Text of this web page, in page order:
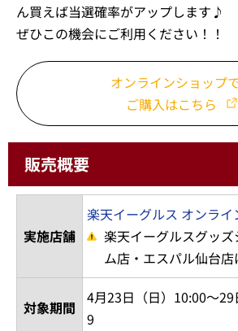
ん買えば当選確率がアップします♪
ぜひこの機会にご利用ください！！
オンラインショップ
ご購入はこちら
販売概要
実施店舗
楽天イーグルス オンライ
楽天イーグルスグッ
ム店・エスパル仙台店
対象期間
4月23日（日）10:00～
9